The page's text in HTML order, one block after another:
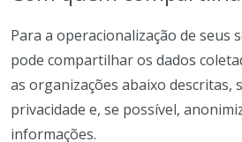
Para a operacionalização de seus
pode compartilhar os dados
as organizações abaixo descritas,
privacidade e, se possível,
informações.